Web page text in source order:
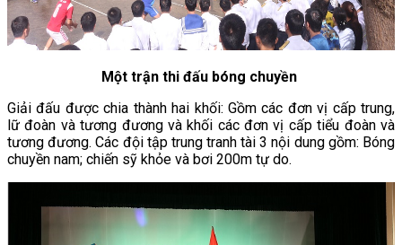
Một trận thi đấu bóng chuyền
Giải đấu được chia thành hai khối: Gồm các đơn vị cấp trung,
lữ đoàn và tương đương và khối các đơn vị cấp tiểu đoàn và
tương đương. Các đội tập trung tranh tài 3 nội dung gồm: Bóng
chuyền nam; chiến sỹ khỏe và bơi 200m tự do.